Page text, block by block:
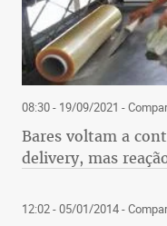
08:30 - 19/09/2021 -
Bares voltam a
delivery, mas
12:02 - 05/01/2014-